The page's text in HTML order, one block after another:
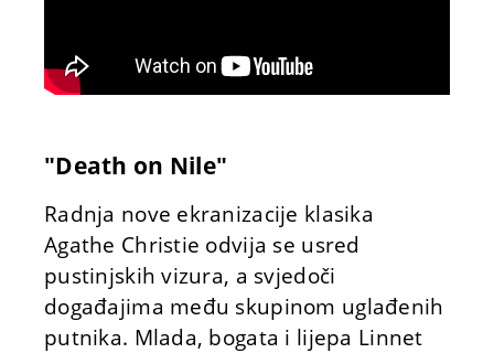
"Death on Nile"
Radnja nove ekranizacije klasika
Agathe Christie odvija se usred
pustinjskih vizura, a svjedoči
događajima među skupinom uglađenih
putnika. Mlada, bogata i lijepa Linnet